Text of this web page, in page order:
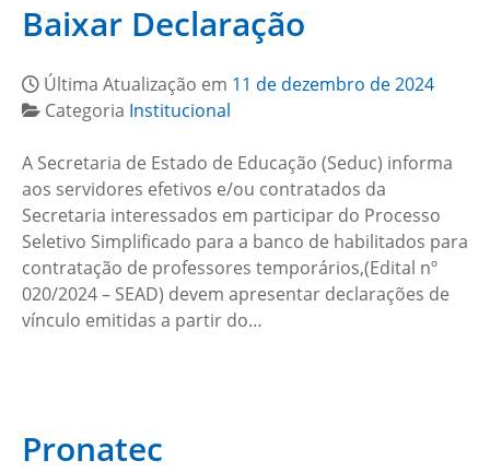
Baixar Declaração
Última Atualização em 11 de dezembro de 2024
Categoria Institucional
A Secretaria de Estado de Educação (Seduc) informa
aos servidores efetivos e/ou contratados da
Secretaria interessados em participar do Processo
Seletivo Simplificado para a banco de habilitados para
contratação de professores temporários,(Edital nº
020/2024 – SEAD) devem apresentar declarações de
vínculo emitidas a partir do…
Pronatec